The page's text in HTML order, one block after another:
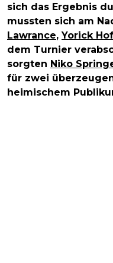
sich das Ergebnis
mussten sich am
Lawrance,Yorick
dem Turnier
sorgten Niko
für zwei
heimischem